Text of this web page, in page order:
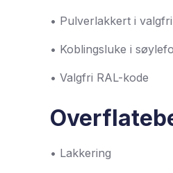
• Pulverlakkert i
• Koblingsluke i
• Valgfri RAL-kode
• Lakkering